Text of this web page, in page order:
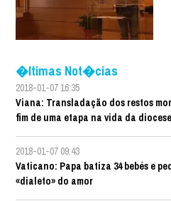
�ltimas Not�cias
2018-01-07 16:35
Viana: Transladação dos restos
fim de uma etapa na vida da diocese
2018-01-07 09:43
Vaticano: Papa batiza 34 bebés e
«dialeto» do amor